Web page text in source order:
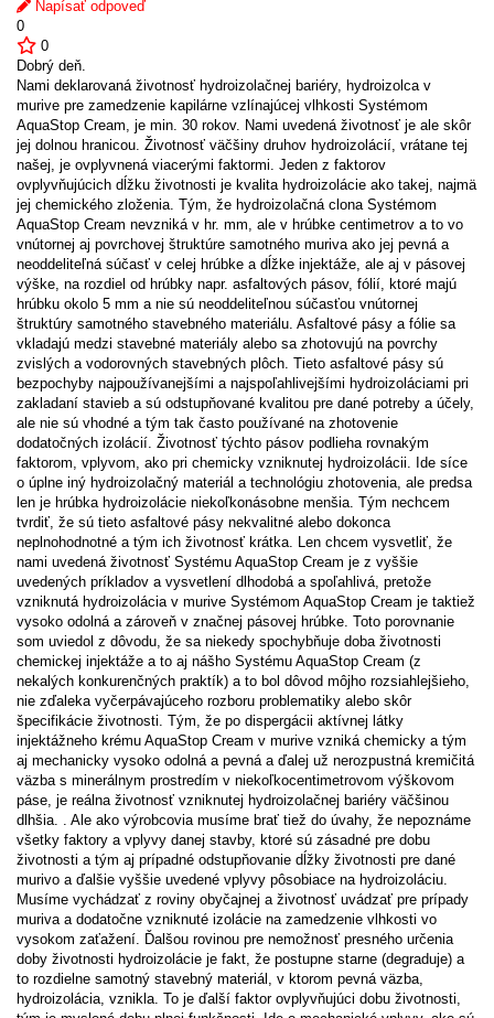
Napísať odpoveď
0
0
Dobrý deň.
Nami deklarovaná životnosť hydroizolačnej bariéry, hydroizolca v
murive pre zamedzenie kapilárne vzlínajúcej vlhkosti Systémom
AquaStop Cream, je min. 30 rokov. Nami uvedená životnosť je ale skôr
jej dolnou hranicou. Životnosť väčšiny druhov hydroizolácií, vrátane tej
našej, je ovplyvnená viacerými faktormi. Jeden z faktorov
ovplyvňujúcich dĺžku životnosti je kvalita hydroizolácie ako takej, najmä
jej chemického zloženia. Tým, že hydroizolačná clona Systémom
AquaStop Cream nevzniká v hr. mm, ale v hrúbke centimetrov a to vo
vnútornej aj povrchovej štruktúre samotného muriva ako jej pevná a
neoddeliteľná súčasť v celej hrúbke a dĺžke injektáže, ale aj v pásovej
výške, na rozdiel od hrúbky napr. asfaltových pásov, fólií, ktoré majú
hrúbku okolo 5 mm a nie sú neoddeliteľnou súčasťou vnútornej
štruktúry samotného stavebného materiálu. Asfaltové pásy a fólie sa
vkladajú medzi stavebné materiály alebo sa zhotovujú na povrchy
zvislých a vodorovných stavebných plôch. Tieto asfaltové pásy sú
bezpochyby najpoužívanejšími a najspoľahlivejšími hydroizoláciami pri
zakladaní stavieb a sú odstupňované kvalitou pre dané potreby a účely,
ale nie sú vhodné a tým tak často používané na zhotovenie
dodatočných izolácií. Životnosť týchto pásov podlieha rovnakým
faktorom, vplyvom, ako pri chemicky vzniknutej hydroizolácii. Ide síce
o úplne iný hydroizolačný materiál a technológiu zhotovenia, ale predsa
len je hrúbka hydroizolácie niekoľkonásobne menšia. Tým nechcem
tvrdiť, že sú tieto asfaltové pásy nekvalitné alebo dokonca
neplnohodnotné a tým ich životnosť krátka. Len chcem vysvetliť, že
nami uvedená životnosť Systému AquaStop Cream je z vyššie
uvedených príkladov a vysvetlení dlhodobá a spoľahlivá, pretože
vzniknutá hydroizolácia v murive Systémom AquaStop Cream je taktiež
vysoko odolná a zároveň v značnej pásovej hrúbke. Toto porovnanie
som uviedol z dôvodu, že sa niekedy spochybňuje doba životnosti
chemickej injektáže a to aj nášho Systému AquaStop Cream (z
nekalých konkurenčných praktík) a to bol dôvod môjho rozsiahlejšieho,
nie zďaleka vyčerpávajúceho rozboru problematiky alebo skôr
špecifikácie životnosti. Tým, že po dispergácii aktívnej látky
injektážneho krému AquaStop Cream v murive vzniká chemicky a tým
aj mechanicky vysoko odolná a pevná a ďalej už nerozpustná kremičitá
väzba s minerálnym prostredím v niekoľkocentimetrovom výškovom
páse, je reálna životnosť vzniknutej hydroizolačnej bariéry väčšinou
dlhšia. . Ale ako výrobcovia musíme brať tiež do úvahy, že nepoznáme
všetky faktory a vplyvy danej stavby, ktoré sú zásadné pre dobu
životnosti a tým aj prípadné odstupňovanie dĺžky životnosti pre dané
murivo a ďalšie vyššie uvedené vplyvy pôsobiace na hydroizoláciu.
Musíme vychádzať z roviny obyčajnej a životnosť uvádzať pre prípady
muriva a dodatočne vzniknuté izolácie na zamedzenie vlhkosti vo
vysokom zaťažení. Ďalšou rovinou pre nemožnosť presného určenia
doby životnosti hydroizolácie je fakt, že postupne starne (degraduje) a
to rozdielne samotný stavebný materiál, v ktorom pevná väzba,
hydroizolácia, vznikla. To je ďalší faktor ovplyvňujúci dobu životnosti,